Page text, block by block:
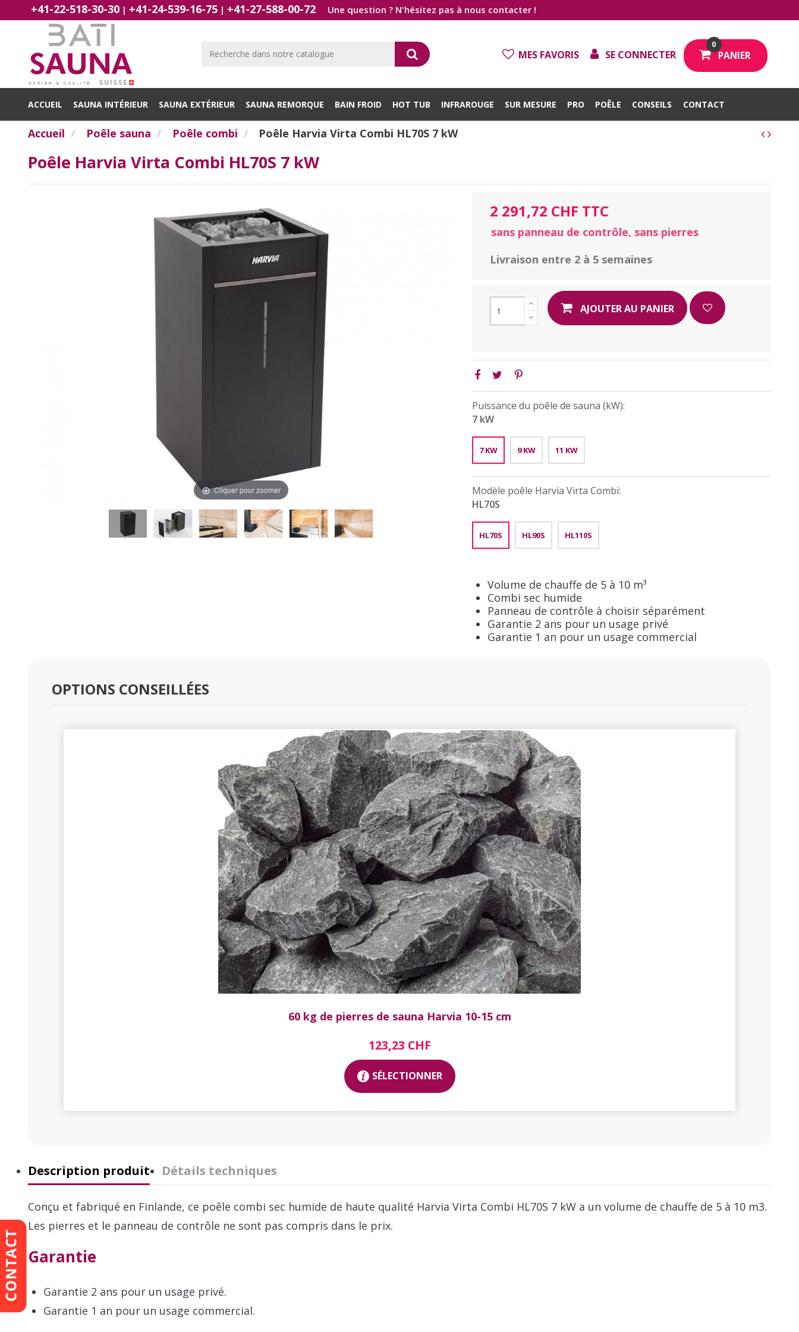
+41-22-518-30-30 | +41-24-539-16-75 | +41-27-588-00-72 Une question ? N'hésitez pas à nous contacter !
MES FAVORIS SE CONNECTER
0
PANIER
ACCUEIL SAUNA INTÉRIEUR SAUNA EXTÉRIEUR SAUNA REMORQUE BAIN FROID HOT TUB INFRAROUGE SUR MESURE PRO POÊLE CONSEILS CONTACT
Accueil Poêle sauna Poêle combi Poêle Harvia Virta Combi HL70S 7 kW
Poêle Harvia Virta Combi HL70S 7 kW
Cliquer pour zoomer
2 291,72 CHF TTC
sans panneau de contrôle, sans pierres
Livraison entre 2 à 5 semaines
AJOUTER AU PANIER
Puissance du poêle de sauna (kW):
7 kW
7 KW 9 KW 11 KW
Modèle poêle Harvia Virta Combi:
HL70S
HL70S HL90S HL110S
Volume de chauffe de 5 à 10 m³
Combi sec humide
Panneau de contrôle à choisir séparément
Garantie 2 ans pour un usage privé
Garantie 1 an pour un usage commercial
OPTIONS CONSEILLÉES
60 kg de pierres de sauna Harvia 10-15 cm
123,23 CHF
SÉLECTIONNER
Description produit Détails techniques
Conçu et fabriqué en Finlande, ce poêle combi sec humide de haute qualité Harvia Virta Combi HL70S 7 kW a un volume de chauffe de 5 à 10 m3.
Les pierres et le panneau de contrôle ne sont pas compris dans le prix.
Garantie
Garantie 2 ans pour un usage privé.
Garantie 1 an pour un usage commercial.